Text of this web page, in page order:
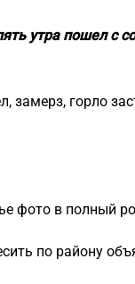
утра пошел с
замерз, горло
фото в полный
по району